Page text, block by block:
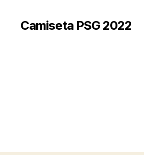
Camiseta PSG 2022